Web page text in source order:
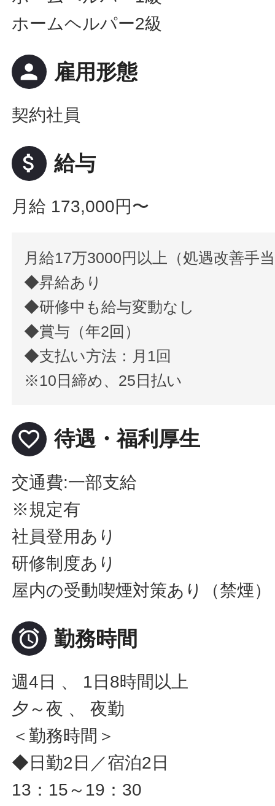
ホームヘルパー2級
person 雇用形態
契約社員
attach_money 給与
月給 173,000円〜
月給17万3000円以上（処遇改善手
◆昇給あり
◆研修中も給与変動なし
◆賞与（年2回）
◆支払い方法：月1回
※10日締め、25日払い
favorite_border 待遇・福利厚生
交通費:一部支給
※規定有
社員登用あり
研修制度あり
屋内の受動喫煙対策あり（禁煙）
 勤務時間
週4日 、 1日8時間以上
夕～夜 、 夜勤
＜勤務時間＞
◆日勤2日／宿泊2日
13：15～19：30